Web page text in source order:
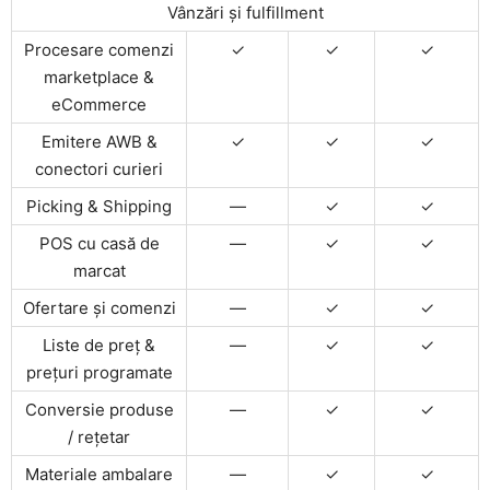
Vânzări și fulfillment
Procesare comenzi
marketplace &
eCommerce
✓ ✓ ✓
Emitere AWB &
conectori curieri
✓ ✓ ✓
Picking & Shipping — ✓
✓
POS cu casă de
marcat
— ✓ ✓
Ofertare și comenzi — ✓
✓
Liste de preț &
prețuri programate
— ✓ ✓
Conversie produse
/ rețetar
— ✓ ✓
Materiale ambalare
— ✓ ✓